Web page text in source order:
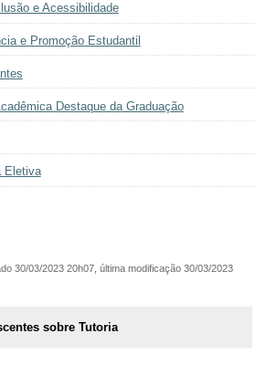
e Acessibilidade
e Promoção Estudantil
Destaque da Graduação
Eletiva
30/03/2023 20h07,última modificação 30/03/2023
sobre Tutoria